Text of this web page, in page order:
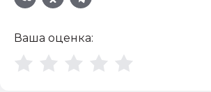
Ваша оценка: